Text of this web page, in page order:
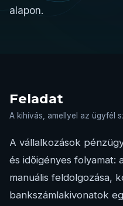
alapon.
Feladat
A kihívás, amellyel az ügyfél
A vállalkozások
és időigényes folyamat:
manuális feldolgozása,
bankszámlakivonatok